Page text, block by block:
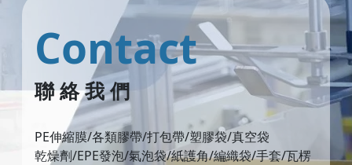
Contact
聯 絡 我 們
PE伸縮膜/各類膠帶/打包帶/塑膠袋/真空袋
乾燥劑/EPE發泡/氣泡袋/紙護角/編織袋/手套/瓦楞